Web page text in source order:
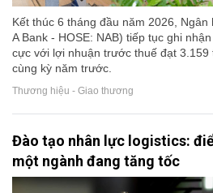
Kết thúc 6 tháng đầu năm 2026, Ngân
A Bank - HOSE: NAB) tiếp tục ghi
cực với lợi nhuận trước thuế đạt 3.159
cùng kỳ năm trước.
Thương hiệu - Giao thương
Đào tạo nhân lực logistics:
một ngành đang tăng tốc